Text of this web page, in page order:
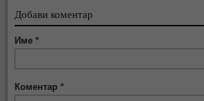
Добави коментар
Име*
Коментар*